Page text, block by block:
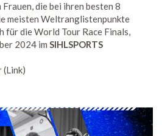
die bei ihren besten 8
meisten Weltranglistenpunkte
für die World Tour Race Finals,
2024 im SIHLSPORTS
(Link)